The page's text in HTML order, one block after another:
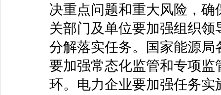
决重点问题和重大风险，
关部门及单位要加强组织
分解落实任务。国家能源
要加强常态化监管和专项
环。电力企业要加强任务